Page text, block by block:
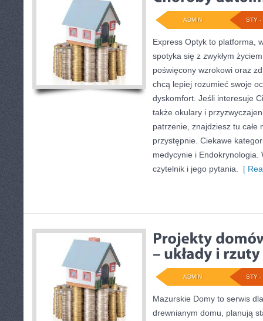
STY -
ADMIN
Express Optyk to platforma,
spotyka się z zwykłym
poświęcony wzrokowi oraz
chcą lepiej rozumieć swoje
dyskomfort. Jeśli interesuje
także okulary i
patrzenie, znajdziesz tu
przystępnie. Ciekawe
medycynie i Endokrynologia.
czytelnik i jego pytania.
[
STY -
ADMIN
Mazurskie Domy to serwis
drewnianym domu, planują